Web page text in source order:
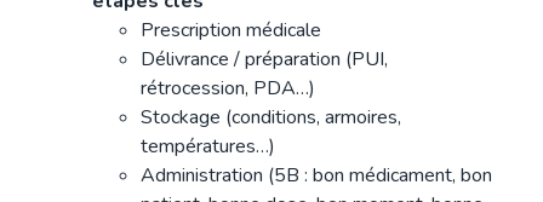
Prescription médicale
Délivrance / préparation (PUI,
rétrocession, PDA…)
Stockage (conditions, armoires,
températures…)
Administration (5B : bon médicament, bon